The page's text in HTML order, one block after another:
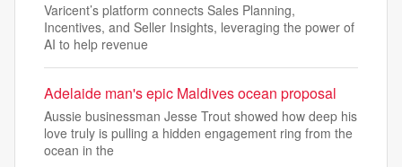
Varicent’s platform connects Sales Planning,
Incentives, and Seller Insights, leveraging the power of
AI to help revenue
Adelaide man's epic Maldives ocean proposal
Aussie businessman Jesse Trout showed how deep his
love truly is pulling a hidden engagement ring from the
ocean in the